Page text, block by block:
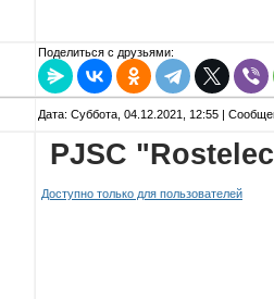
Поделиться с друзьями:
Дата: Суббота, 04.12.2021, 12:55 |
PJSC
Доступно только для пользователей